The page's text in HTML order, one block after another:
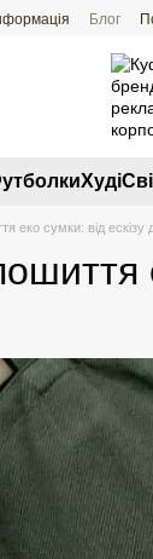
Блог
Худі
еко сумки: від ескізу